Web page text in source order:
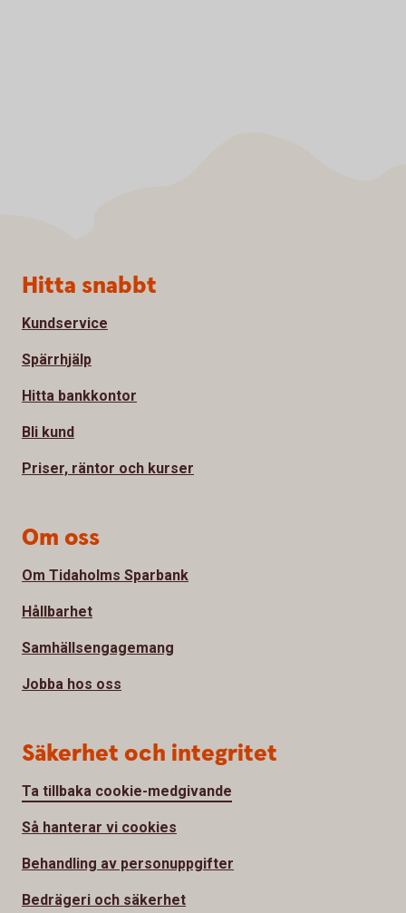
Sidfot
Hitta snabbt
Kundservice
Spärrhjälp
Hitta bankkontor
Bli kund
Priser, räntor och kurser
Om oss
Om Tidaholms Sparbank
Hållbarhet
Samhällsengagemang
Jobba hos oss
Säkerhet och integritet
Ta tillbaka cookie-medgivande
Så hanterar vi cookies
Behandling av personuppgifter
Bedrägeri och säkerhet